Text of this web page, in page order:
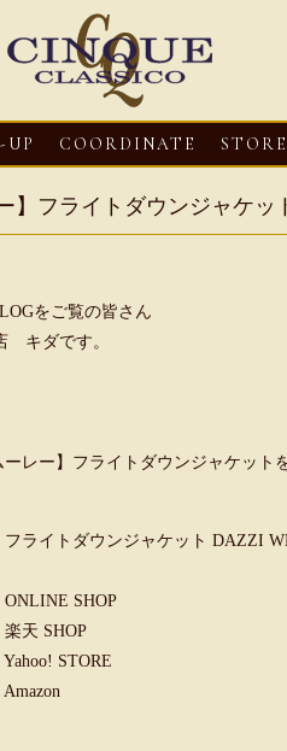
UP COORDINATE STORE
】フライトダウンジャケッ
をご覧の皆さん
キダです。
レー】フライトダウンジャケット
フライトダウンジャケット DAZZI
SHOP
天 SHOP
STORE
Mario